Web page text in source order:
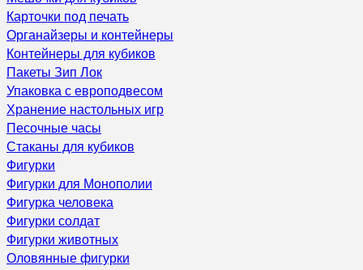
Карточки под печать
Органайзеры и контейнеры
Контейнеры для кубиков
Пакеты Зип Лок
Упаковка с европодвесом
Хранение настольных игр
Песочные часы
Стаканы для кубиков
Фигурки
Фигурки для Монополии
Фигурка человека
Фигурки солдат
Фигурки животных
Оловянные фигурки